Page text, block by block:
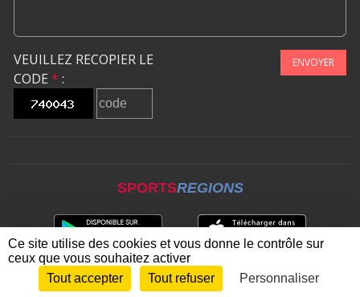
VEUILLEZ RECOPIER LE
CODE * :
ENVOYER
SPORTSREGIONS
Envie de participer ? CONNEXION
Ce site utilise des cookies et vous donne le contrôle sur
ceux que vous souhaitez activer
Tout accepter
Tout refuser Personnaliser